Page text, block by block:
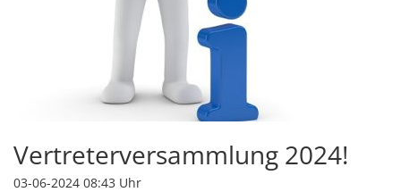
Vertreterversammlung 2024!
03-06-2024 08:43 Uhr